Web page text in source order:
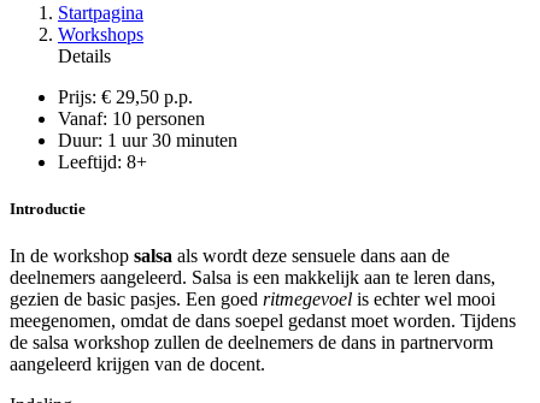
Startpagina
Workshops
Details
Prijs: € 29,50 p.p.
Vanaf: 10 personen
Duur: 1 uur 30 minuten
Leeftijd: 8+
Introductie
In de workshop salsa als wordt deze sensuele dans aan de
deelnemers aangeleerd. Salsa is een makkelijk aan te leren dans,
gezien de basic pasjes. Een goed ritmegevoel is echter wel mooi
meegenomen, omdat de dans soepel gedanst moet worden. Tijdens
de salsa workshop zullen de deelnemers de dans in partnervorm
aangeleerd krijgen van de docent.